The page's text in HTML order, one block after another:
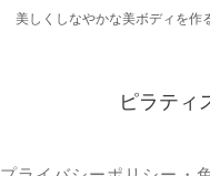
美しくしなやかな美ボディを作
ピラティ